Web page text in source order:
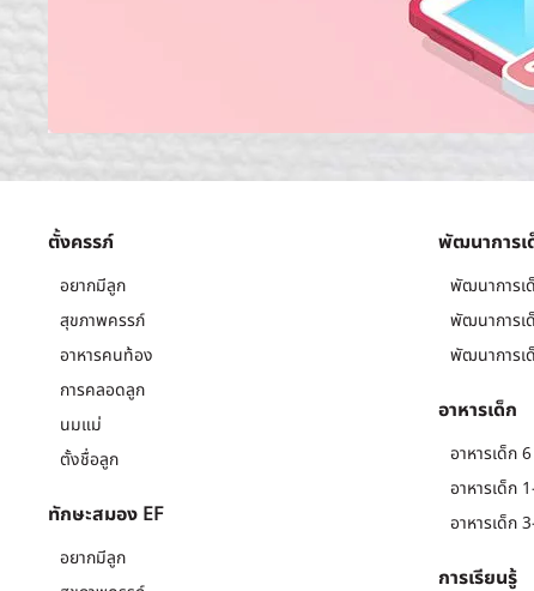
ตั้งครรภ์
อยากมีลูก
สุขภาพครรภ์
อาหารคนท้อง
การคลอดลูก
นมแม่
ตั้งชื่อลูก
ทักษะสมอง EF
อยากมีลูก
พัฒนาการเ
พัฒนาการเ
พัฒนาการเ
พัฒนาการเ
อาหารเด็ก
อาหารเด็ก
อาหารเด็ก
อาหารเด็ก
การเรียนรู้